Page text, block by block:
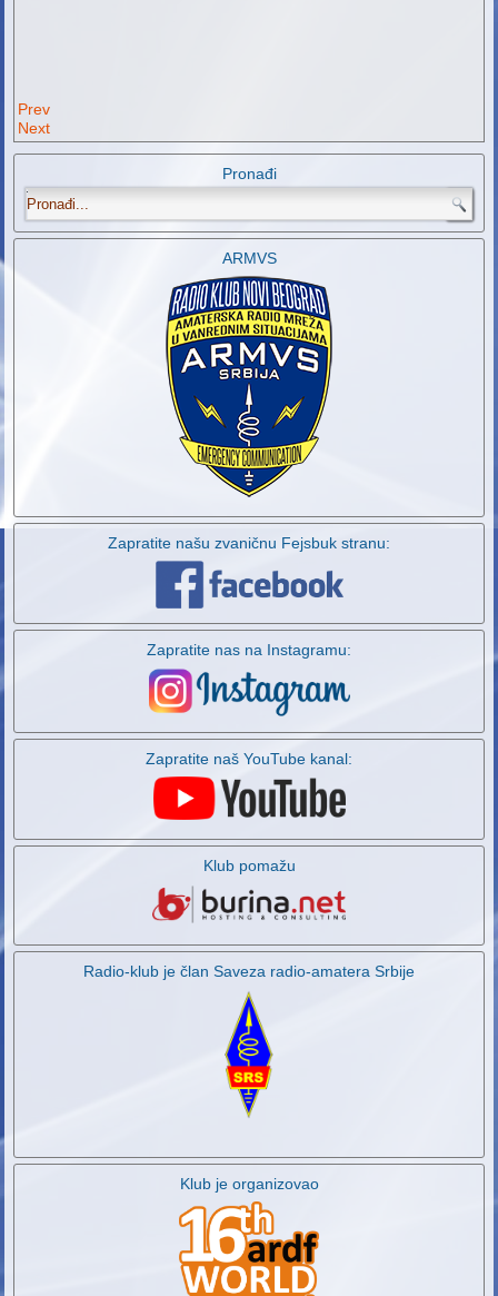
Prev
Next
Pronađi
.
ARMVS
Zapratite našu zvaničnu Fejsbuk stranu:
Zapratite nas na Instagramu:
Zapratite naš YouTube kanal:
Klub pomažu
Radio-klub je član Saveza radio-amatera Srbije
Klub je organizovao